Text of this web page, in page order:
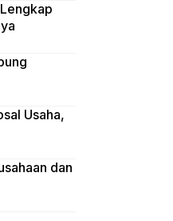
Usaha,
dan